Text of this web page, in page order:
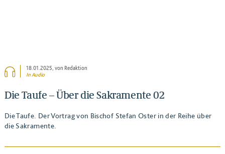
18.01.2025, von Redaktion
In Audio
Die Taufe – Über die Sakramente 02
Die Taufe. Der Vortrag von Bischof Stefan Oster in der Reihe über
die Sakramente.